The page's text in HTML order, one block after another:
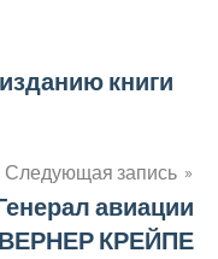
книги
Следующая запись
авиации
ВЕРНЕР КРЕЙПЕ